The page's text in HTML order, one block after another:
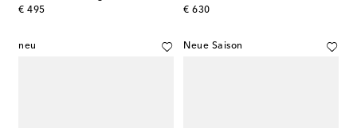
€ 495
original price
€ 630
original price
neu Neue Saison